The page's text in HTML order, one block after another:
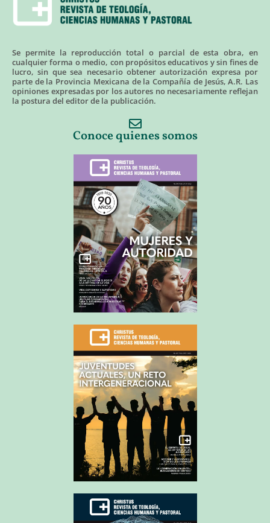
Se permite la reproducción total o parcial de esta obra, en
cualquier forma o medio, con propósitos educativos y sin fines de
lucro, sin que sea necesario obtener autorización expresa por
parte de la Provincia Mexicana de la Compañía de Jesús, A.R. Las
opiniones expresadas por los autores no necesariamente reflejan
la postura del editor de la publicación.
Conoce quienes somos